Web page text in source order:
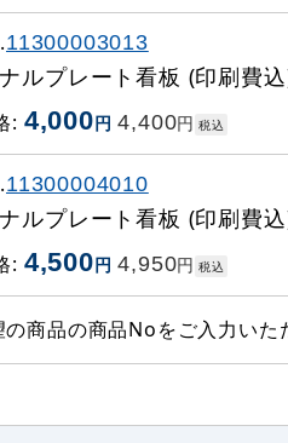
11300003013
ルプレート看板 (印刷費
: 4,000円 4,400円 税込
11300004010
ルプレート看板 (印刷費
: 4,500円 4,950円 税込
の商品の商品Noをご入力いた